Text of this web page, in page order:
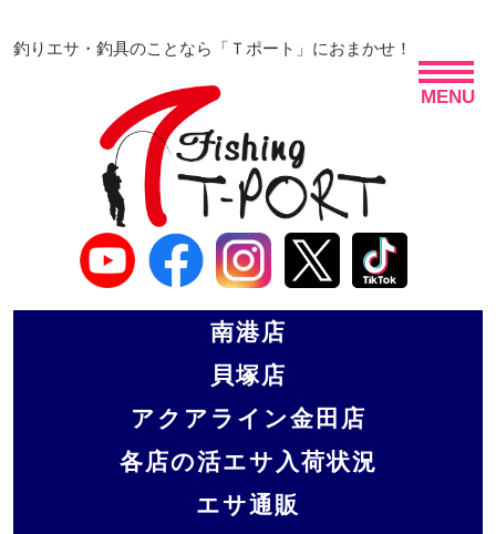
MENU
釣りエサ・釣具のことなら「Ｔポート」におまかせ！
南港店
貝塚店
アクアライン金田店
各店の活エサ入荷状況
エサ通販